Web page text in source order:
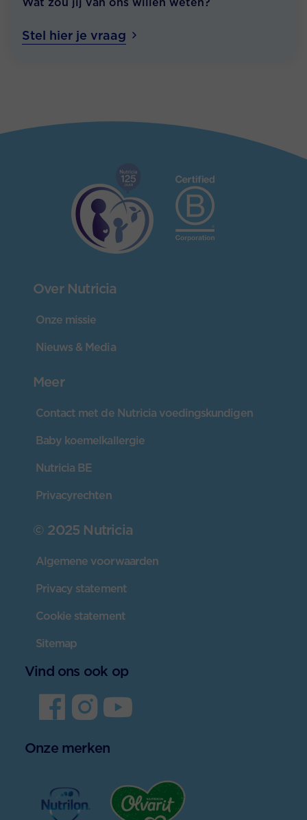
Stel hier je vraag
Over Nutricia
Onze missie
Nieuws & Media
Meer
Contact met de Nutricia voedingskundigen
Baby koemelkallergie
Nutricia BE
Privacyrechten
© 2025 Nutricia
Algemene voorwaarden
Privacy statement
Cookie statement
Sitemap
Vind ons ook op
Onze merken